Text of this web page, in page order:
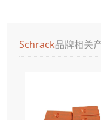
Schrack品牌相关